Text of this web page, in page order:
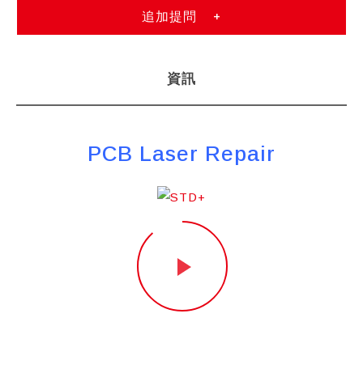
追加提問
資訊
PCB Laser Repair